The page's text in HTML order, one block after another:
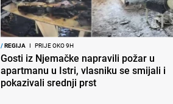
/REGIJA I PRIJE OKO 9H
Gosti iz Njemačke napravili požar u
apartmanu u Istri, vlasniku se smijali i
pokazivali srednji prst